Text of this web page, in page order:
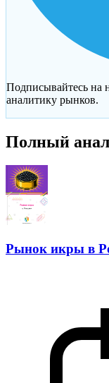
Подписывайтесь на
аналитику рынков.
Полный
Рынок икры в